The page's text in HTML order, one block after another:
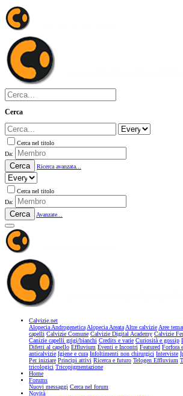
Cerca
Cerca nel titolo
Da:
Cerca Ricerca avanzata...
Cerca nel titolo
Da:
Cerca Avanzate...
Calvizie.net
Alopecia AndrogeneticaAlopecia AreataAltre calvizieAree
capelli Calvizie Comune Calvizie Digital Academy Calvizie
Canizie capelli grigi/bianchi Credits e varie Curiosità e gossip
Difetti al capello Effluvium Eventi e Incontri Featured Forfora
anticalvizie Igiene e cura Infoltimenti non chirurgici Interviste
Per iniziare Principi attivi Ricerca e futuro Telogen Effluvium
tricologici Tricopigmentazione
Home
Forums
Nuovi messaggi Cerca nel forum
Novità